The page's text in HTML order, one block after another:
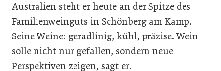
Australien steht er heute an der Spitze des
Familienweinguts in Schönberg am Kamp.
Seine Weine: geradlinig, kühl, präzise. Wein
solle nicht nur gefallen, sondern neue
Perspektiven zeigen, sagt er.